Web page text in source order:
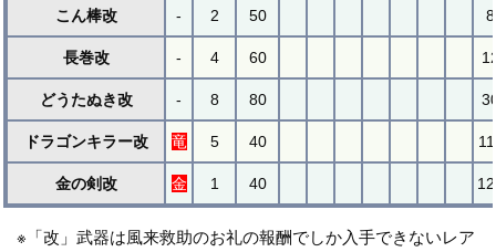
こん棒改 - 2 50
長巻改 - 4 60
どうたぬき改 - 8 80
ドラゴンキラー改 竜 5 40
金の剣改 金 1 40
※「改」武器は風来救助のお礼の報酬でしか入手できないレア